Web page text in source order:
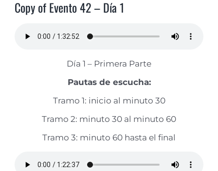
BIBLIOTECA
Copy of Evento 42 – Día 1
Día 1 – Primera Parte
Pautas de escucha:
Tramo 1: inicio al minuto 30
Tramo 2: minuto 30 al minuto 60
Tramo 3: minuto 60 hasta el final